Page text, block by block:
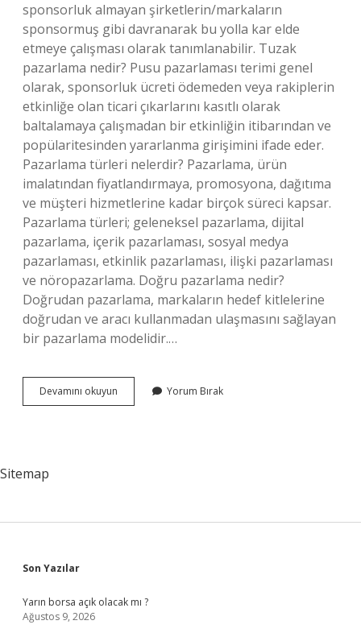
sponsorluk almayan şirketlerin/markaların
sponsormuş gibi davranarak bu yolla kar elde
etmeye çalışması olarak tanımlanabilir. Tuzak
pazarlama nedir? Pusu pazarlaması terimi genel
olarak, sponsorluk ücreti ödemeden veya rakiplerin
etkinliğe olan ticari çıkarlarını kasıtlı olarak
baltalamaya çalışmadan bir etkinliğin itibarından ve
popülaritesinden yararlanma girişimini ifade eder.
Pazarlama türleri nelerdir? Pazarlama, ürün
imalatından fiyatlandırmaya, promosyona, dağıtıma
ve müşteri hizmetlerine kadar birçok süreci kapsar.
Pazarlama türleri; geleneksel pazarlama, dijital
pazarlama, içerik pazarlaması, sosyal medya
pazarlaması, etkinlik pazarlaması, ilişki pazarlaması
ve nöropazarlama. Doğru pazarlama nedir?
Doğrudan pazarlama, markaların hedef kitlelerine
doğrudan ve aracı kullanmadan ulaşmasını sağlayan
bir pazarlama modelidir.…
Devamını okuyun
Pazarlama
Yorum Bırak
Sitemap
Sidebar
Son Yazılar
Yarın borsa açık olacak mı ?
Ağustos 9, 2026